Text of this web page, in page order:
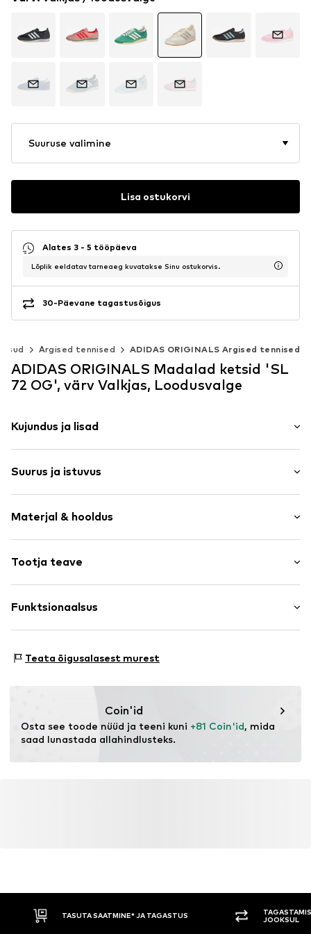
Suuruse valimine
Lisa ostukorvi
Alates 3 - 5 tööpäeva
Lõplik eeldatav tarneaeg kuvatakse Sinu ostukorvis.
30-Päevane tagastusõigus
Argised tennised ADIDAS ORIGINALS Argised tennised
ADIDAS ORIGINALS Madalad ketsid 'SL
72 OG', värv Valkjas, Loodusvalge
Kujundus ja lisad
Nahk
Ümar nina
7-auguline nöörimine
Etiketi jäljend
Nöörkinnitus
Suurus ja istuvus
Materjal & hooldus
Pealmine materjal: Nahk, Tekstiil
Sisaldab loomset päritolu mittetekstiilseid osi: jah
Päritoluriik: Kambodža
Tootja teave
Hoogoorddreef 9-A
NL
Funktsionaalsus
Teata õigusalasest murest
Coin'id
Osta see toode nüüd ja teeni kuni +81 Coin'id, mida
saad lunastada allahindlusteks.
TASUTA SAATMINE* JA TAGASTUS
JOOKSUL